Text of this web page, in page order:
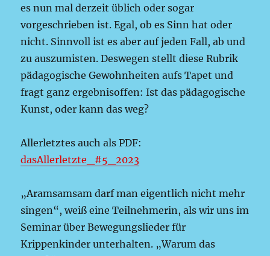
es nun mal derzeit üblich oder sogar
vorgeschrieben ist. Egal, ob es Sinn hat oder
nicht. Sinnvoll ist es aber auf jeden Fall, ab und
zu auszumisten. Deswegen stellt diese Rubrik
pädagogische Gewohnheiten aufs Tapet und
fragt ganz ergebnisoffen: Ist das päda­gogische
Kunst, oder kann das weg?
Allerletztes auch als PDF:
dasAllerletzte_#5_2023
„Aramsamsam darf man eigentlich nicht mehr
singen“, weiß eine Teilnehmerin, als wir uns im
Seminar über Bewegungslieder für
Krippenkinder unterhalten. „Warum das